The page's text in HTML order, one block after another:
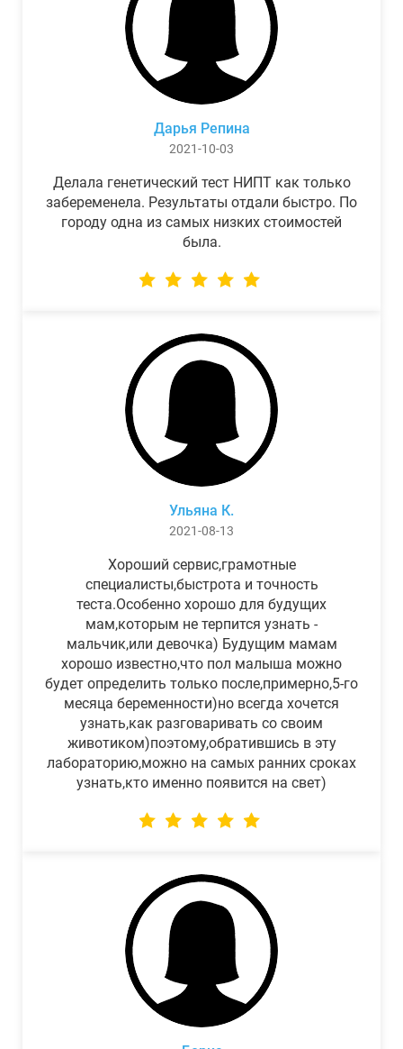
Дарья Репина
2021-10-03
Делала генетический тест НИПТ как только
забеременела. Результаты отдали быстро. По
городу одна из самых низких стоимостей
была.
Ульяна К.
2021-08-13
Хороший сервис,грамотные
специалисты,быстрота и точность
теста.Особенно хорошо для будущих
мам,которым не терпится узнать -
мальчик,или девочка) Будущим мамам
хорошо известно,что пол малыша можно
будет определить только после,примерно,5-го
месяца беременности)но всегда хочется
узнать,как разговаривать со своим
животиком)поэтому,обратившись в эту
лабораторию,можно на самых ранних сроках
узнать,кто именно появится на свет)